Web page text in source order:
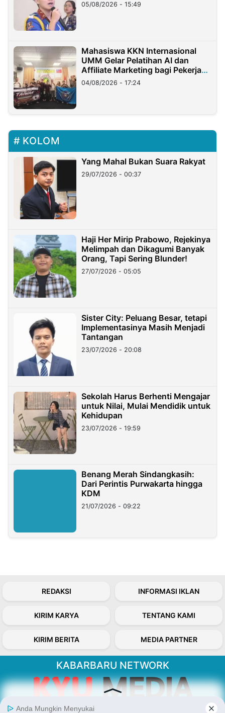
05/08/2026 - 15:49
Mahasiswa KKN Internasional
UMM Gelar Pelatihan AI dan
Affiliate Marketing bagi Pekerja
Migran Indonesia di Taiwan
04/08/2026 - 17:24
KOLOM
Yang Mahal Bukan Suara Rakyat
29/07/2026 - 00:37
Haji Her Mirip Prabowo, Rejekinya
Melimpah dan Dikagumi Banyak
Orang, Tapi Sering Blunder!
27/07/2026 - 05:05
Sister City: Peluang Besar, tetapi
Implementasinya Masih Menjadi
Tantangan
23/07/2026 - 20:08
Sekolah Harus Berhenti Mengajar
untuk Nilai, Mulai Mendidik untuk
Kehidupan
23/07/2026 - 19:59
Benang Merah Sindangkasih:
Dari Perintis Purwakarta hingga
KDM
21/07/2026 - 09:22
REDAKSI INFORMASI IKLAN
KIRIM KARYA TENTANG KAMI
KIRIM BERITA MEDIA PARTNER
KABARBARU NETWORK